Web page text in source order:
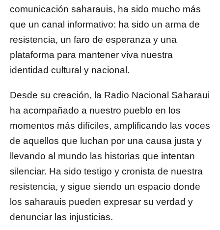
comunicación saharauis, ha sido mucho más
que un canal informativo: ha sido un arma de
resistencia, un faro de esperanza y una
plataforma para mantener viva nuestra
identidad cultural y nacional.
Desde su creación, la Radio Nacional Saharaui
ha acompañado a nuestro pueblo en los
momentos más difíciles, amplificando las voces
de aquellos que luchan por una causa justa y
llevando al mundo las historias que intentan
silenciar. Ha sido testigo y cronista de nuestra
resistencia, y sigue siendo un espacio donde
los saharauis pueden expresar su verdad y
denunciar las injusticias.